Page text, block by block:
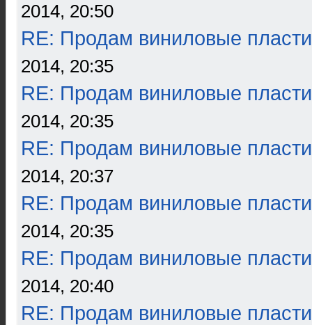
2014, 20:50
RE: Продам виниловые
2014, 20:35
RE: Продам виниловые
2014, 20:35
RE: Продам виниловые
2014, 20:37
RE: Продам виниловые
2014, 20:35
RE: Продам виниловые
2014, 20:40
RE: Продам виниловые